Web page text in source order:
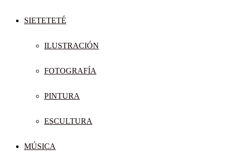
SIETETETÉ
ILUSTRACIÓN
FOTOGRAFÍA
PINTURA
ESCULTURA
MÚSICA